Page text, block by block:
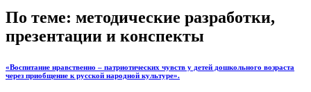
По теме: методические разработки,
презентации и конспекты
«Воспитание нравственно – патриотических чувств у детей дошкольного возраста
через приобщение к русской народной культуре».